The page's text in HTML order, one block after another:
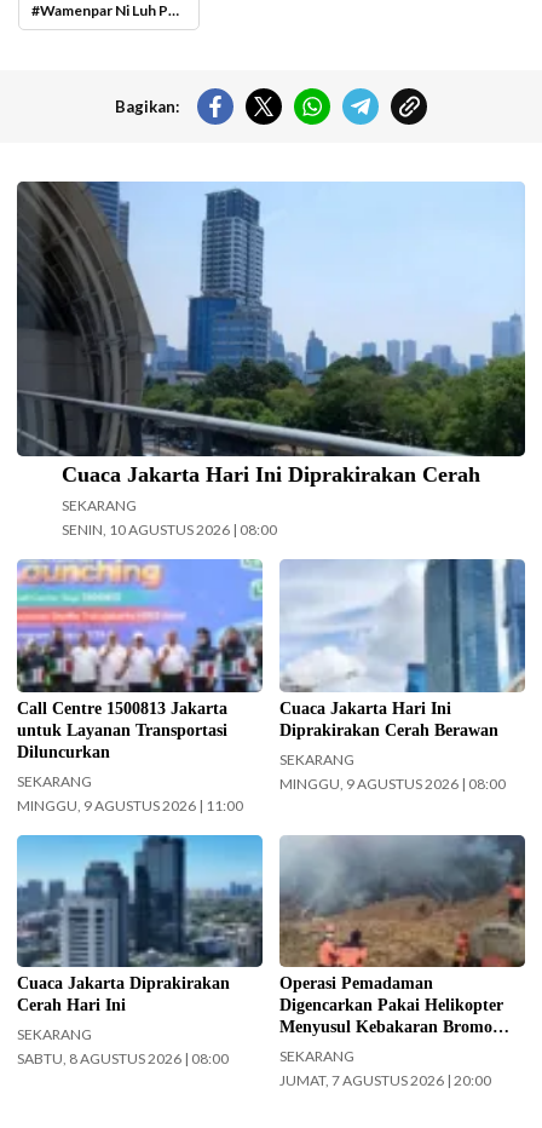
Wamenpar Ni Luh Puspa
Bagikan:
Ilustrasi Cuaca Jakarta Hari Ini Diprakirakan Cerah. (Foto: Doc-
beritajakarta.id)
Cuaca Jakarta Hari Ini Diprakirakan Cerah
SEKARANG
SENIN, 10 AGUSTUS 2026 | 08:00
Gubernur DKI Jakarta Pramono
Anung meluncurkan Call Center
1500813 Jakarta, Minggu
(9/8/2026) hari ini. (Foto: Bilal
Nugraha Ginanjar-beritajakarta.id)
Call Centre 1500813 Jakarta
untuk Layanan Transportasi
Diluncurkan
SEKARANG
MINGGU, 9 AGUSTUS 2026 | 11:00
Cuaca Jakarta Hari Ini
Diprakirakan Cerah Berawan.
(Foto: Doc-beritajakarta.id)
Cuaca Jakarta Hari Ini
Diprakirakan Cerah Berawan
SEKARANG
MINGGU, 9 AGUSTUS 2026 | 08:00
Langit cerah selimuti Jakarta di
akhir pekan. (Foto: Doc-
beritajakarta.id)
Cuaca Jakarta Diprakirakan
Cerah Hari Ini
SEKARANG
SABTU, 8 AGUSTUS 2026 | 08:00
Operasi pemadaman kebakaran di
kawasan Taman Nasional Bromo
Tengger Semeru (TNBTS) terus
digencarkan, Jumat (7/8/2026)
hari ini. (Foto: BPBD Kabupaten
Malang).
Operasi Pemadaman
Digencarkan Pakai Helikopter
Menyusul Kebakaran Bromo
Meluas ke Arah Bukit B 29
SEKARANG
JUMAT, 7 AGUSTUS 2026 | 20:00